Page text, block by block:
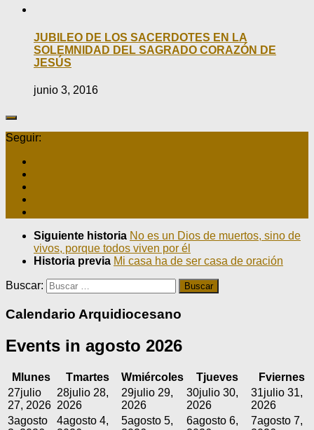
JUBILEO DE LOS SACERDOTES EN LA
SOLEMNIDAD DEL SAGRADO CORAZÓN DE
JESÚS
junio 3, 2016
Seguir:
Siguiente historia No es un Dios de muertos, sino de
vivos, porque todos viven por él
Historia previa Mi casa ha de ser casa de oración
Buscar:
Calendario Arquidiocesano
Events in agosto 2026
M lunes Tmartes Wmiércoles Tjueves Fviernes
27julio
27, 2026
28julio 28,
2026
29julio 29,
2026
30julio 30,
2026
31julio 31,
2026
3agosto
4agosto 4,
5agosto 5,
6agosto 6,
7agosto 7,